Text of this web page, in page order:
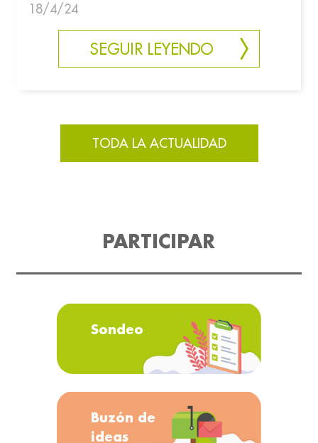
18/4/24
SEGUIR LEYENDO
TODA LA ACTUALIDAD
PARTICIPAR
Sondeo
Buzón de
ideas